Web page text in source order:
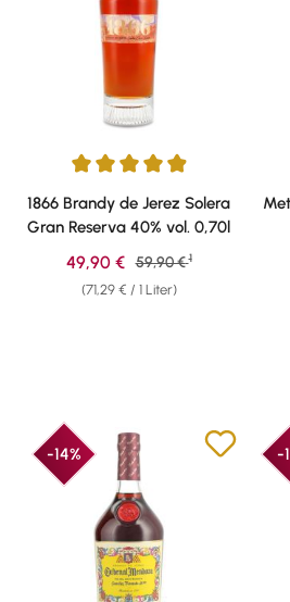
Durchschnittliche Bewertung von
1866 Brandy de Jerez Solera
Gran Reserva 40% vol. 0,70l
(71,29 € / 1 Liter)
Verkaufspreis:
49,90 € Regulärer Preis:
59,90 € 1
-14% -